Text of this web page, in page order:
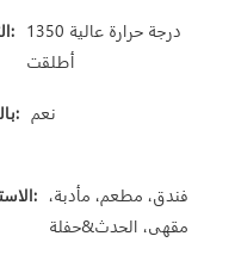
التقنية: 1350 درجة حرارة عالية
أطلقت
بالجملة: نعم
الاستخدام: فندق، مطعم، مأدبة،
مقهى، الحدث&حفلة